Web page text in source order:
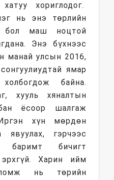
хориглодог.
нь энэ төрлийн
бол маш ноцтой
Энэ бүхнээс
манай улсын 2016,
ямар
байна.
хууль хяналтын
ёсоор шалгаж
хүн мөрдөн
явуулах, гэрчээс
баримт бичигт
Харин ийм
нь төрийн